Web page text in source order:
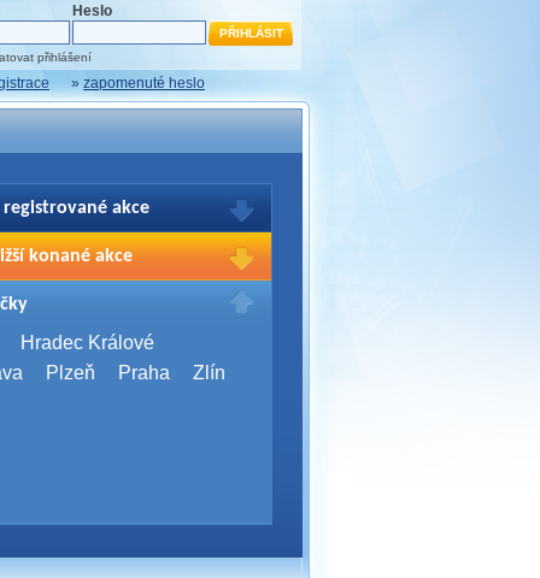
Heslo
přihlášení
» zapomenuté heslo
registrované akce
Vašich registrací na akce
přihlašte.
konané akce
2026
Brno
Server Bootcamp 2026
Hradec Králové
Plzeň Praha Zlín